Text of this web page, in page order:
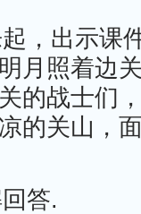
，出示课
月照着边
的战士们
的关山，
答.